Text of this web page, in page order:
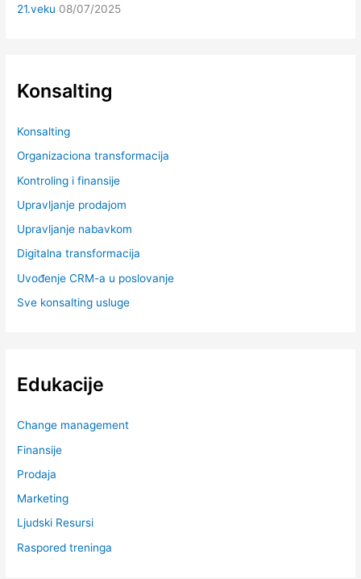
21.veku 08/07/2025
Konsalting
Konsalting
Organizaciona transformacija
Kontroling i finansije
Upravljanje prodajom
Upravljanje nabavkom
Digitalna transformacija
Uvođenje CRM-a u poslovanje
Sve konsalting usluge
Edukacije
Change management
Finansije
Prodaja
Marketing
Ljudski Resursi
Raspored treninga